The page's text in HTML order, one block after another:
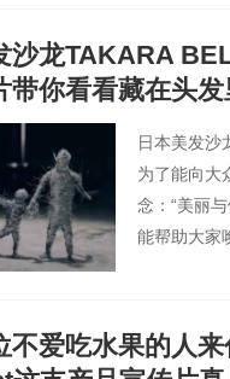
沙龙TAKARA
带你看看藏在头发
日本美发沙
为了能向大
念：“美丽
能帮助大家
中有一支定
目，以头发
不爱吃水果的人来